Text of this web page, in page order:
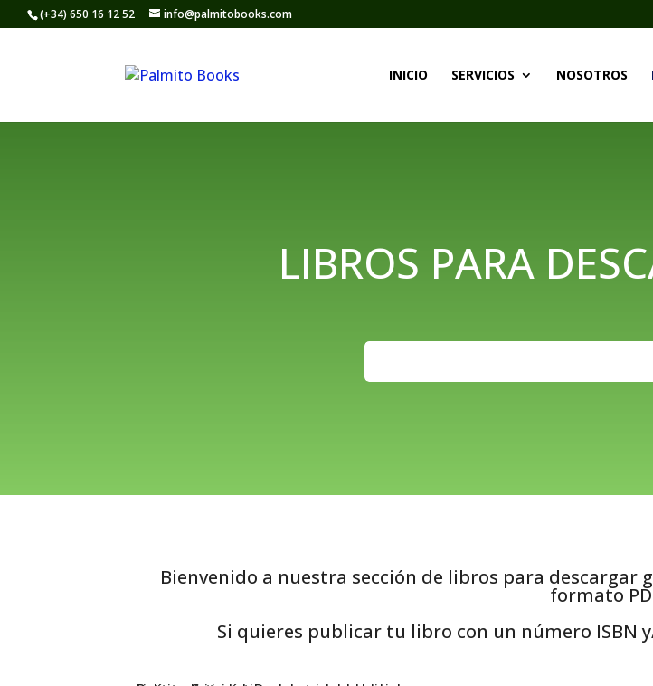
(+34) 650 16 12 52 info@palmitobooks.com
INICIO SERVICIOS NOSOTROS
LIBROS PARA
Bienvenido a nuestra sección de libros para descargar
formato
Si quieres publicar tu libro con un número ISBN